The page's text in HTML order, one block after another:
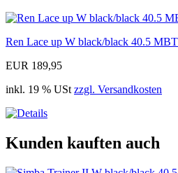
Ren Lace up W black/black 40.5
EUR 189,95
inkl. 19 % USt zzgl. Versandkosten
Kunden kauften auch